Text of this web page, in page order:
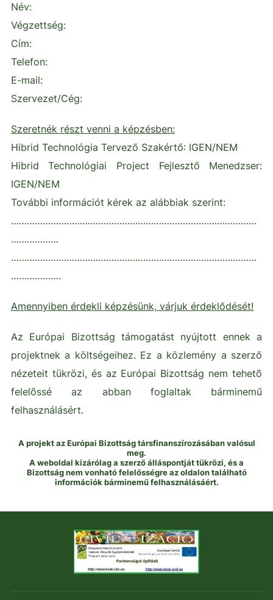
Név:
Végzettség:
Cím:
Telefon:
E-mail:
Szervezet/Cég:
Szeretnék részt venni a képzésben:
Hibrid Technológia Tervező Szakértő: IGEN/NEM
Hibrid Technológiai Project Fejlesztő Menedzser:
IGEN/NEM
További információt kérek az alábbiak szerint:
…………………………………………………………………………………
………………
…………………………………………………………………………………
……………….
Amennyiben érdekli képzésünk, várjuk érdeklődését!
Az Európai Bizottság támogatást nyújtott ennek a
projektnek a költségeihez. Ez a közlemény a szerző
nézeteit tükrözi, és az Európai Bizottság nem tehetõ
felelõssé az abban foglaltak bárminemű
felhasználásért.
A projekt az Európai Bizottság társfinanszírozásában valósul
meg.
A weboldal kizárólag a szerző álláspontját tükrözi, és a
Bizottság nem vonható felelősségre az oldalon található
információk bárminemű felhasználásáért.